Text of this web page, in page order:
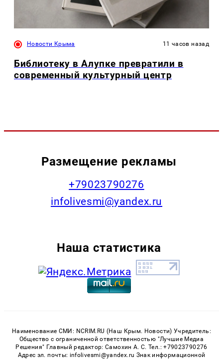
Новости Крыма 11 часов назад
Библиотеку в Алупке превратили в
современный культурный центр
Размещение рекламы
+79023790276
infolivesmi@yandex.ru
Наша статистика
Наименование СМИ: NCRIM.RU (Наш Крым. Новости) Учредитель:
Общество с ограниченной ответственностью "Лучшие Медиа
Решения" Главный редактор: Самохин А. С. Тел.: +79023790276
Адрес эл. почты: infolivesmi@yandex.ru Знак информационной